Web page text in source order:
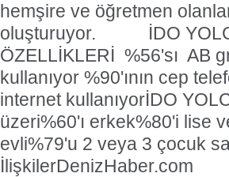
hemşire ve öğretmen
oluşturuyor.
İDO
ÖZELLİKLERİ %56'sı AB
kullanıyor %90'ının cep
internet kullanıyorİDO
üzeri%60'ı erkek%80'i lise
evli%79'u 2 veya 3 çocuk
İlişkilerDenizHaber.com